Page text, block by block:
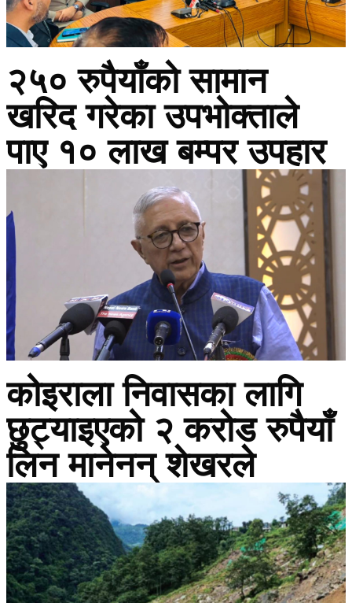
२५० रुपैयाँको सामान
खरिद गरेका उपभोक्ताले
पाए १० लाख बम्पर उपहार
कोइराला निवासका लागि
छुट्याइएको २ करोड रुपैयाँ
लिन मानेनन् शेखरले